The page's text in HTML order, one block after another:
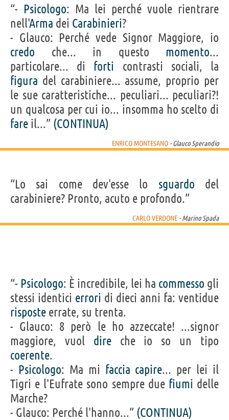
“- Psicologo: Ma lei perché vuole rientrare
nell'Arma dei Carabinieri?
- Glauco: Perché vede Signor Maggiore, io
credo che... in questo momento...
particolare... di forti contrasti sociali, la
figura del carabiniere... assume, proprio per
le sue caratteristiche... peculiari... peculiari?!
un qualcosa per cui io... insomma ho scelto di
fare il...” (CONTINUA)
ENRICO MONTESANO - Glauco Sperandio
“Lo sai come dev'esse lo sguardo del
carabiniere? Pronto, acuto e profondo.”
CARLO VERDONE - Marino Spada
“- Psicologo: È incredibile, lei ha commesso gli
stessi identici errori di dieci anni fa: ventidue
risposte errate, su trenta.
- Glauco: 8 però le ho azzeccate! ...signor
maggiore, vuol direche io so un tipo
coerente.
- Psicologo: Ma mi faccia capire... per lei il
Tigri e l'Eufrate sono sempre due fiumi delle
Marche?
- Glauco: Perché l'hanno...” (CONTINUA)